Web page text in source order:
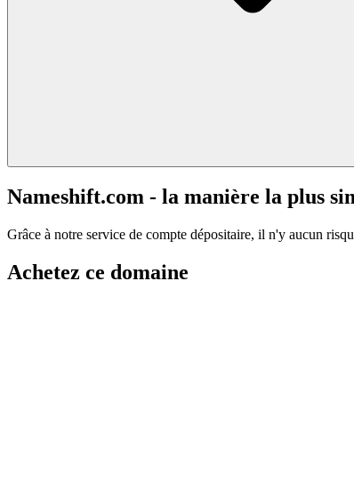
Nameshift.com - la manière la plus
Grâce à notre service de compte dépositaire, il n'y aucun
Achetez ce domaine